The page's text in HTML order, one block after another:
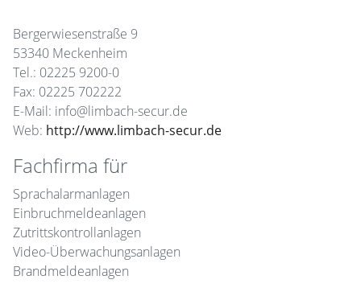
Bergerwiesenstraße 9
53340 Meckenheim
Tel.: 02225 9200-0
Fax: 02225 702222
E-Mail: info@limbach-secur.de
Web: http://www.limbach-secur.de
Fachfirma für
Sprachalarmanlagen
Einbruchmeldeanlagen
Zutrittskontrollanlagen
Video-Überwachungsanlagen
Brandmeldeanlagen